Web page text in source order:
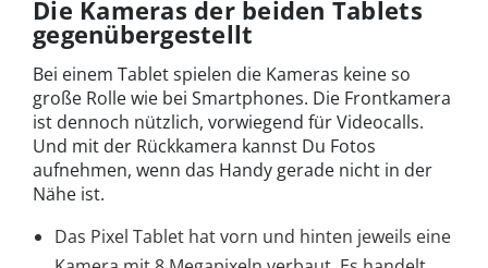
Die Kameras der beiden Tablets
gegenübergestellt
Bei einem Tablet spielen die Kameras keine so
große Rolle wie bei Smartphones. Die Frontkamera
ist dennoch nützlich, vorwiegend für Videocalls.
Und mit der Rückkamera kannst Du Fotos
aufnehmen, wenn das Handy gerade nicht in der
Nähe ist.
Das Pixel Tablet hat vorn und hinten jeweils eine